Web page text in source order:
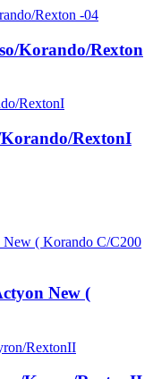
Korando/Rexton
RextonI
New (